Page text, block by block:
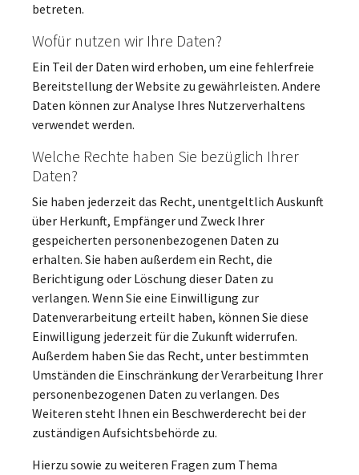
betreten.
Wofür nutzen wir Ihre Daten?
Ein Teil der Daten wird erhoben, um eine fehlerfreie
Bereitstellung der Website zu gewährleisten. Andere
Daten können zur Analyse Ihres Nutzerverhaltens
verwendet werden.
Welche Rechte haben Sie bezüglich Ihrer
Daten?
Sie haben jederzeit das Recht, unentgeltlich Auskunft
über Herkunft, Empfänger und Zweck Ihrer
gespeicherten personenbezogenen Daten zu
erhalten. Sie haben außerdem ein Recht, die
Berichtigung oder Löschung dieser Daten zu
verlangen. Wenn Sie eine Einwilligung zur
Datenverarbeitung erteilt haben, können Sie diese
Einwilligung jederzeit für die Zukunft widerrufen.
Außerdem haben Sie das Recht, unter bestimmten
Umständen die Einschränkung der Verarbeitung Ihrer
personenbezogenen Daten zu verlangen. Des
Weiteren steht Ihnen ein Beschwerderecht bei der
zuständigen Aufsichtsbehörde zu.
Hierzu sowie zu weiteren Fragen zum Thema